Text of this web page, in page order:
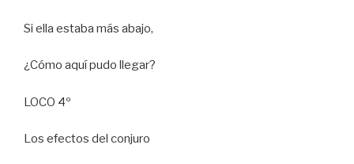
Si ella estaba más abajo,
¿Cómo aquí pudo llegar?
LOCO 4º
Los efectos del conjuro